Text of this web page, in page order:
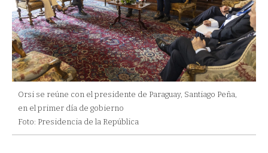
Orsi se reúne con el presidente de Paraguay, Santiago Peña,
en el primer día de gobierno
Foto: Presidencia de la República